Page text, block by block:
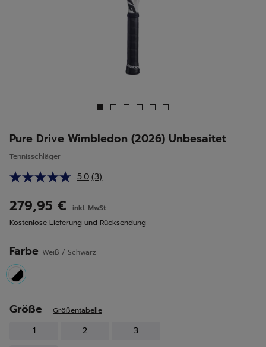
Pure Drive Wimbledon (2026) Unbesaitet
Tennisschläger
5.0 3
Link
auf
derselben
(3)
279,95 €
inkl. MwSt
Kostenlose Lieferung und Rücksendung
Farbe Weiß / Schwarz
selected
Größe Größentabelle
1 2
3